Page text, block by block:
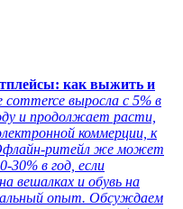
как выжить и
commerce выросла с 5% в
и продолжает расти,
коммерции, к
ритейл же может
в год, если
вешалках и обувь на
опыт. Обсуждаем